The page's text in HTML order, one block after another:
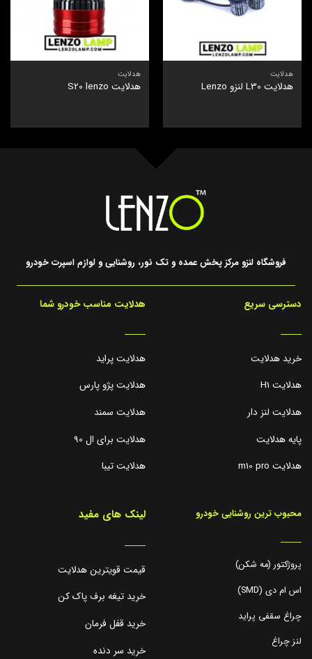
هدلایت
هدلایت L30 لنزو Lenzo
هدلایت
هدلایت S20 lenzo
فروشگاه لنزو مرکز پخش عمده و تک نور، روشنایی و لوازم اسپرت خودرو
دسترسی سریع
_____
خرید هدلایت
هدلایت H1
هدلایت لنز دار
پایه هدلایت
هدلایت m10 pro
هدلایت مناسب خودرو شما
_____
هدلایت پراید
هدلایت پژو پارس
هدلایت سمند
هدلایت برای ال 90
هدلایت تیبا
محبوب ترین روشنایی خودرو
_____
پروژکتور (مه شکن)
اس ام دی (SMD)
چراغ سقفی پراید
لنز چراغ
لینک های مفید
_____
قیمت قویترین هدلایت
خرید تیغه برف پاک کن
خرید قفل فرمان
خرید سر دنده